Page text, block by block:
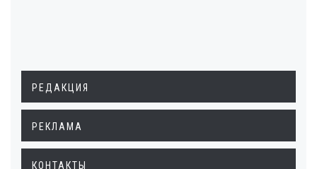
РЕДАКЦИЯ
РЕКЛАМА
КОНТАКТЫ